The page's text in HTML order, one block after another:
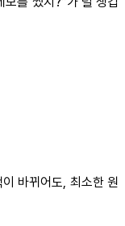
바뀌어도, 최소한 원